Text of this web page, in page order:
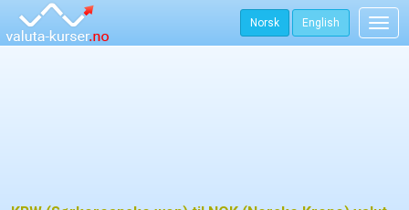
Norsk English